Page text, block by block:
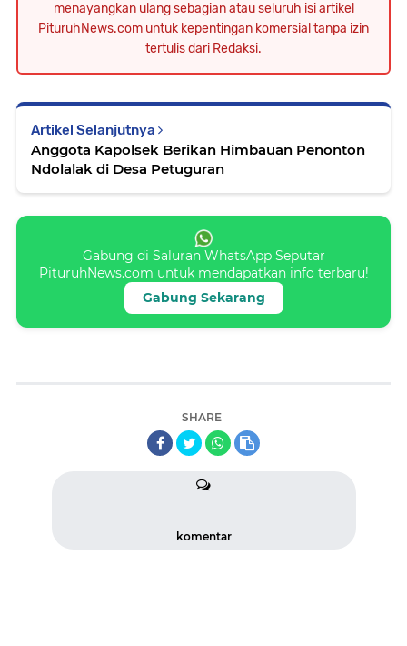
menayangkan ulang sebagian atau seluruh isi artikel
PituruhNews.com untuk kepentingan komersial tanpa izin
tertulis dari Redaksi.
Artikel Selanjutnya
Anggota Kapolsek Berikan Himbauan Penonton
Ndolalak di Desa Petuguran
Gabung di Saluran WhatsApp Seputar
PituruhNews.com untuk mendapatkan info terbaru!
Gabung Sekarang
SHARE
komentar